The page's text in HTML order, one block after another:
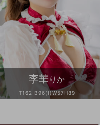
李華 りか
T162 B96(I)W57H89